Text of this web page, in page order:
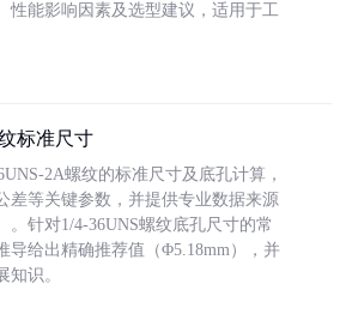
性能影响因素及选型建议，适用于工
标准尺寸
2A螺纹的标准尺寸及底孔计算，
差等关键参数，并提供专业数据来源
。针对1/4-36UNS螺纹底孔尺寸的常
导给出精确推荐值（Φ5.18mm），并
知识。